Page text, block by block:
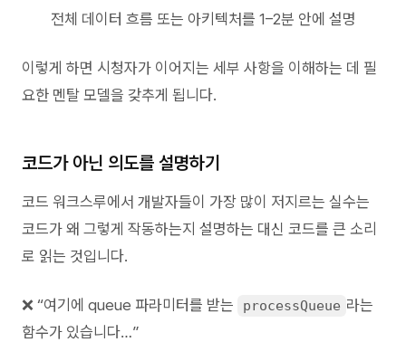
전체 데이터 흐름 또는 아키텍처를 1–2분 안에 설명
이렇게 하면 시청자가 이어지는 세부 사항을 이해하는 데 필
요한 멘탈 모델을 갖추게 됩니다.
코드가 아닌 의도를 설명하기
코드 워크스루에서 개발자들이 가장 많이 저지르는 실수는
코드가 왜 그렇게 작동하는지 설명하는 대신 코드를 큰 소리
로 읽는 것입니다.
❌ “여기에 queue 파라미터를 받는 processQueue 라는
함수가 있습니다…”